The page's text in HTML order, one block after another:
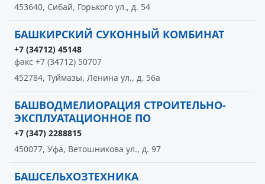
453640, Сибай, Горького ул., д. 54
БАШКИРСКИЙ СУКОННЫЙ КОМБИНАТ
+7 (34712) 45148
факс +7 (34712) 50707
452784, Туймазы, Ленина ул., д. 56а
БАШВОДМЕЛИОРАЦИЯ СТРОИТЕЛЬНО-
ЭКСПЛУАТАЦИОННОЕ ПО
+7 (347) 2288815
450077, Уфа, Ветошникова ул., д. 97
БАШСЕЛЬХОЗТЕХНИКА